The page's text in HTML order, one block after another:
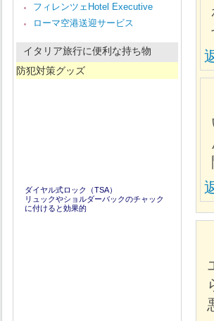
フィレンツェHotel Executive
ローマ空港送迎サービス
イタリア旅行に便利な持ち物
防犯対策グッズ
ダイヤル式ロック（TSA）
リュックやショルダーバックのチャック
に付けると効果的